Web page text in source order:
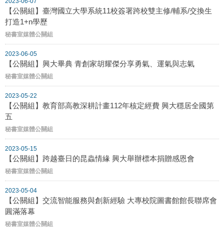
【公關組】臺灣國立大學系統11校簽署跨校雙主修/輔系/交換生
打造1+n學歷
秘書室媒體公關組
2023-06-05
【公關組】興大畢典 青創家胡耀傑分享勇氣、運氣與志氣
秘書室媒體公關組
2023-05-22
【公關組】教育部高教深耕計畫112年核定經費 興大穩居全國第
五
秘書室媒體公關組
2023-05-15
【公關組】跨越臺日的昆蟲情緣 興大舉辦標本捐贈感恩會
秘書室媒體公關組
2023-05-04
【公關組】交流智能服務與創新經驗 大專校院圖書館館長聯席會
圓滿落幕
秘書室媒體公關組